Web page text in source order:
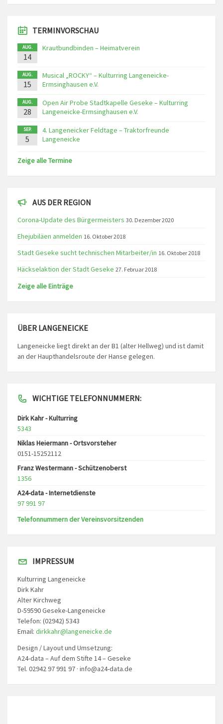
TERMINVORSCHAU
AUG.
14
Krautbundbinden – Heimatverein
AUG.
15
Musical „ROCKY“ – Kulturring Langeneicke-
Ermsinghausen e.V.
AUG.
28
Open Air Probe Stadtkapelle Geseke – Kulturring
Langeneicke-Ermsinghausen e.V.
SEP.
5
4. Langeneicker Feldtage – Traktorfreunde
Langeneicke
Zeige alle Termine
AUS DER REGION
Corona-Update des Bürgermeisters 30. Dezember 2020
Ehejubiläen anmelden 16. Oktober 2018
Stadt Geseke sucht technischen Mitarbeiter/in 16. Oktober 2018
Häckselaktion der Stadt Geseke 27. Februar 2018
Zeige alle Einträge
ÜBER LANGENEICKE
Langeneicke liegt direkt an der B1 (alter Hellweg) und ist damit
an der Haupthandelsroute der Hanse gelegen.
WICHTIGE TELEFONNUMMERN:
Dirk Kahr - Kulturring
5343
Niklas Heiermann - Ortsvorsteher
0151-15252112
Franz Westermann - Schützenoberst
1356
A24-data - Internetdienste
97 991 97
Telefonnummern der Vereinsvorsitzenden
IMPRESSUM
Kulturring Langeneicke
Dirk Kahr
Alter Kirchweg
D-59590 Geseke-Langeneicke
Telefon: (02942) 5343
Email: dirkkahr@langeneicke.de
Design / Layout und Umsetzung:
A24-data – Auf dem Stifte 14 – Geseke
Tel. 02942 97 991 97 · info@a24-data.de